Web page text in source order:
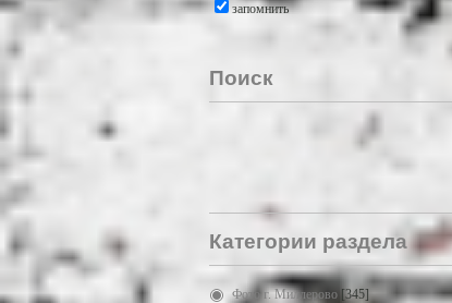
запомнить
Поиск
Категории раздела
Фото г. Миллерово [345]